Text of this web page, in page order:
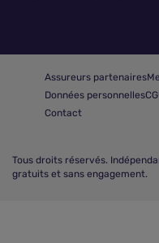
Assureurs partenaires
Données personnelles
Contact
Tous droits réservés.
gratuits et sans engagement.